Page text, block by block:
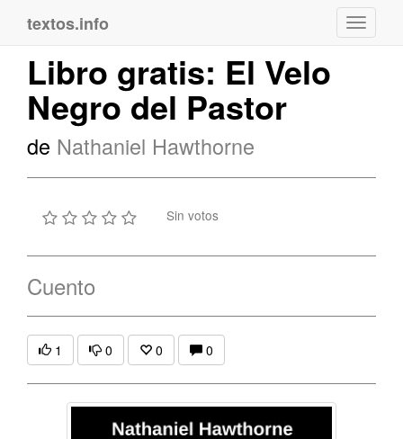
textos.info
Libro gratis: El Velo
Negro del Pastor
de Nathaniel Hawthorne
Sin votos
Cuento
1 0 0 0